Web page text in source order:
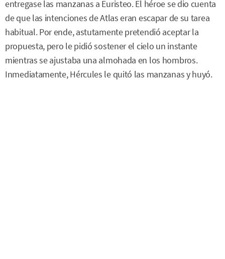
entregase las manzanas a Euristeo. El héroe se dio cuenta
de que las intenciones de Atlas eran escapar de su tarea
habitual. Por ende, astutamente pretendió aceptar la
propuesta, pero le pidió sostener el cielo un instante
mientras se ajustaba una almohada en los hombros.
Inmediatamente, Hércules le quitó las manzanas y huyó.